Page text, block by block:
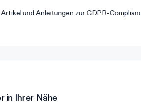
und Anleitungen zur GDPR-
in Ihrer Nähe